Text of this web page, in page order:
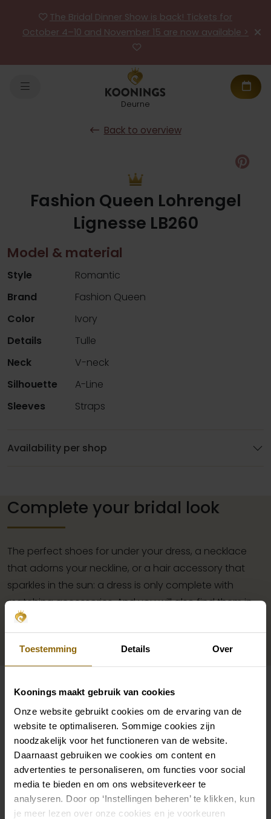
Toestemming Details Over
Koonings maakt gebruik van cookies
Onze website gebruikt cookies om de ervaring van de
website te optimaliseren. Sommige cookies zijn
noodzakelijk voor het functioneren van de website.
Daarnaast gebruiken we cookies om content en
advertenties te personaliseren, om functies voor social
media te bieden en om ons websiteverkeer te
analyseren. Door op ‘Instellingen beheren’ te klikken, kun
je meer lezen over onze cookies en je voorkeuren
The Bridal Dinner Show is back! Tickets for
October 4–10 and November 15 are now available >
Deurne
Back to overview
Fashion Queen Lohrengel
Lignesse LB260
Model & material
Style
Romantic
Brand
Fashion Queen
Color
Ivory
Details
Tulle
Neck
V-neck
Silhouette
A-Line
Sleeves
Straps
Availability per shop
Complete your bridal look
The perfect shoes for under your dress, a necklace
that adorns your neckline, or a hair accessory that
sparkles in the sun: a dress is only complete with
matching accessories. And you will also find them in
our wedding palace.
Go to accessories
Also check out
Maggie Sottero Designs Caroline
Pinterest
Enzoani Pen-Liv
Modeca Alaine
Pinterest
Ladybird Pavi